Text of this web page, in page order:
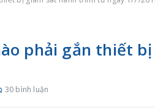
phải gắn thiết
30 bình luận